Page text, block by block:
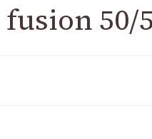
50/